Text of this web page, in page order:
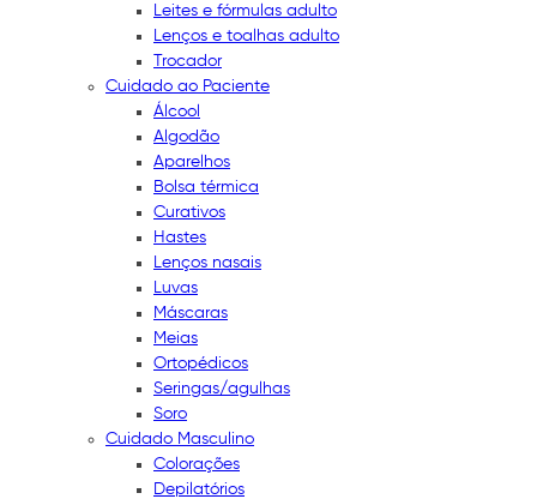
Leites e fórmulas adulto
Lenços e toalhas adulto
Trocador
Cuidado ao Paciente
Álcool
Algodão
Aparelhos
Bolsa térmica
Curativos
Hastes
Lenços nasais
Luvas
Máscaras
Meias
Ortopédicos
Seringas/agulhas
Soro
Cuidado Masculino
Colorações
Depilatórios